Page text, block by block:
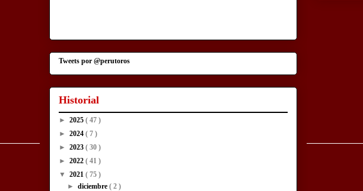
Tweets por @perutoros
Historial
► 2025 ( 47 )
► 2024 ( 7 )
► 2023 ( 30 )
► 2022 ( 41 )
▼ 2021 ( 75 )
►diciembre( 2 )